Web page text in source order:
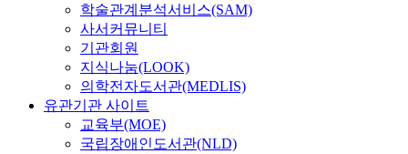
학술관계분석서비스(SAM)
사서커뮤니티
기관회원
지식나눔(LOOK)
의학전자도서관(MEDLIS)
유관기관 사이트
교육부(MOE)
국립장애인도서관(NLD)